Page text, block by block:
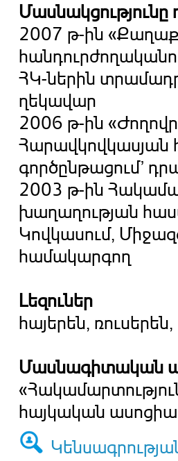
Մասնակցությունը
2007 թ-ին
ՀԿ-ներին
ղեկավար
2006 թ-ին
Հարավկովկասյան
գործընթացում՚
2003 թ-ին
խաղաղության
Կովկասում,
համակարգող
Լեզուներ
հայերեն,
Մասնագիտական
հայկական